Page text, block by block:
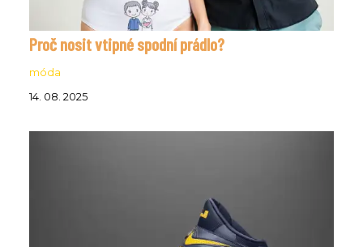
Proč nosit vtipné spodní prádlo?
móda
14. 08. 2025